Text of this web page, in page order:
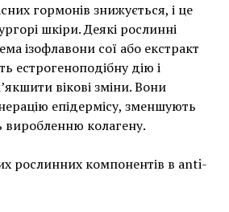
гормонів знижується, і це
шкіри. Деякі рослинні
ізофлавони сої або екстракт
естрогеноподібну дію і
вікові зміни. Вони
епідермісу, зменшують
виробленню колагену.
рослинних компонентів в anti-